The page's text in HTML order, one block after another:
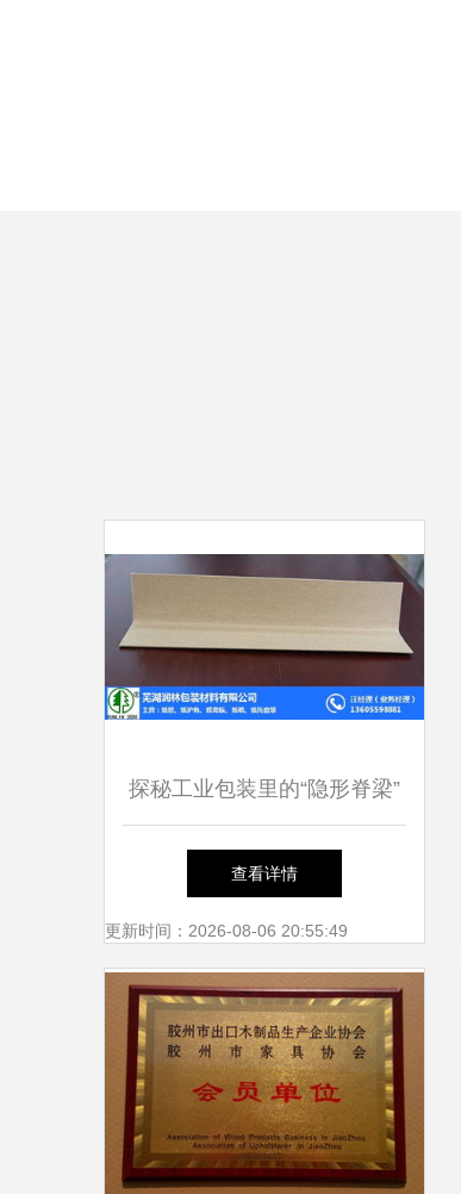
探秘工业包装里的“隐形脊梁”
池州纸护角、瓦楞纸护角与芜
湖润林的深耕之道
查看详情
更新时间：2026-08-06 20:55:49